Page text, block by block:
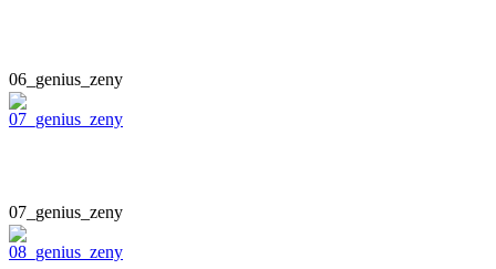
06_genius_zeny
07_genius_zeny